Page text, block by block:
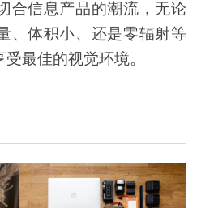
合信息产品的潮流，无论
、体积小、还是零辐射等
最佳的视觉环境。